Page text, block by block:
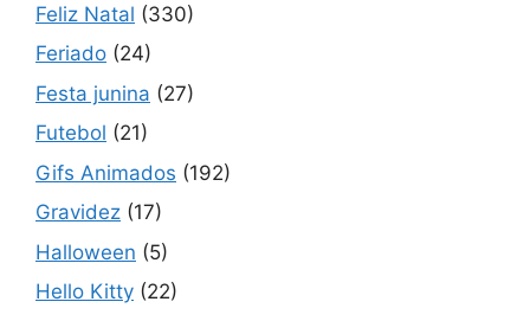
Feliz Natal (330)
Feriado (24)
Festa junina (27)
Futebol (21)
Gifs Animados (192)
Gravidez (17)
Halloween (5)
Hello Kitty (22)